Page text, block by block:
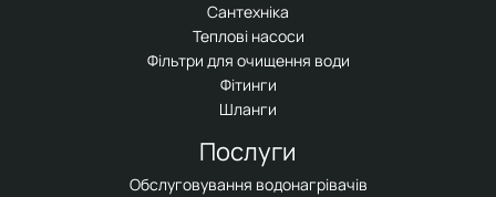
Сантехніка
Теплові насоси
Фільтри для очищення води
Фітинги
Шланги
Послуги
Обслуговування водонагрівачів